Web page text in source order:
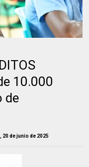
10.000
de
20 de junio de 2025